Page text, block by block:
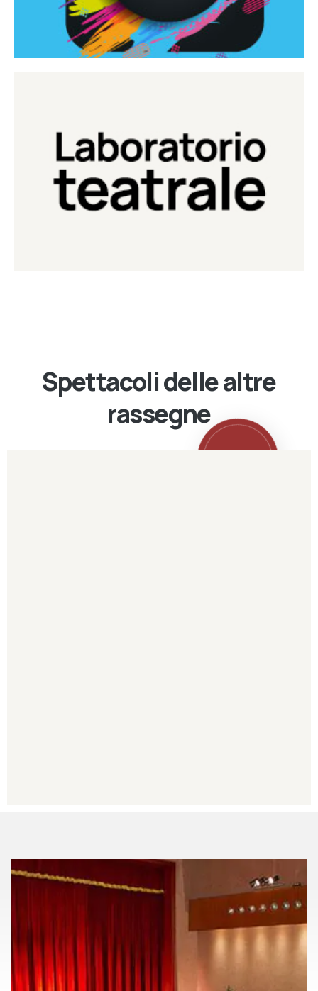
Laboratorio Teatrale
Laboratorio di teatro del Teatro Eduardo de Filippo
Continua
Spettacoli delle altre
rassegne